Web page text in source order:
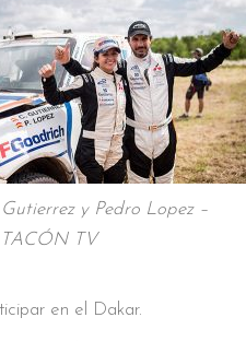
y Pedro Lopez –
TV
en el Dakar.